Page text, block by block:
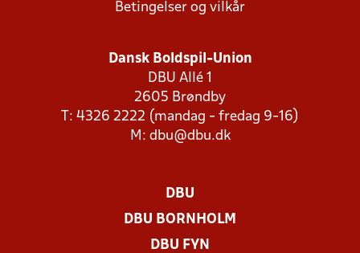
Betingelser og vilkår
Dansk Boldspil-Union
DBU Allé 1
2605 Brøndby
T: 4326 2222 (mandag - fredag 9-16)
M: dbu@dbu.dk
DBU
DBU BORNHOLM
DBU FYN